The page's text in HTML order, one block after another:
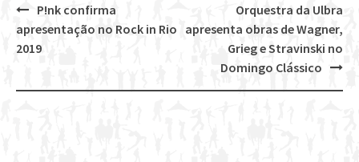
Post
navigation
Orquestra da Ulbra
apresenta obras de Wagner,
Grieg e Stravinski no
Domingo Clássico
P!nk confirma
apresentação no Rock in Rio
2019